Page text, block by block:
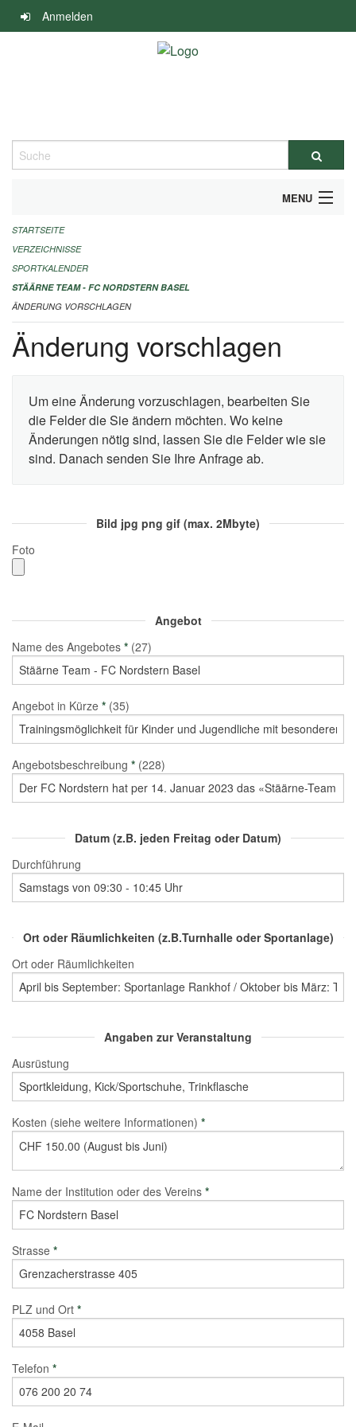
Navigation
überspringen
Anmelden
Suche
MENU
ALLGEMEINE INFORMATIONEN
FINANZIELLE UNTERSTÜTZUNG BENÖTIGT?
KONTAKT
STARTSEITE
VERZEICHNISSE
SPORTKALENDER
STÄÄRNE TEAM - FC NORDSTERN BASEL
ÄNDERUNG VORSCHLAGEN
Änderung vorschlagen
Um eine Änderung vorzuschlagen, bearbeiten Sie
die Felder die Sie ändern möchten. Wo keine
Änderungen nötig sind, lassen Sie die Felder wie sie
sind. Danach senden Sie Ihre Anfrage ab.
Bild jpg png gif (max. 2Mbyte)
Foto
Angebot
Name des Angebotes * (27)
Angebot in Kürze * (35)
Angebotsbeschreibung * (228)
Datum (z.B. jeden Freitag oder Datum)
Durchführung
Ort oder Räumlichkeiten (z.B.Turnhalle oder Sportanlage)
Ort oder Räumlichkeiten
Angaben zur Veranstaltung
Ausrüstung
Kosten (siehe weitere Informationen) *
Name der Institution oder des Vereins *
Strasse *
PLZ und Ort *
Telefon *